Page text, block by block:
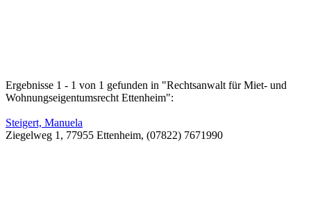
Ergebnisse 1 - 1 von 1 gefunden in "Rechtsanwalt für Miet- und
Wohnungseigentumsrecht Ettenheim":
Steigert, Manuela
Ziegelweg 1, 77955 Ettenheim, (07822) 7671990